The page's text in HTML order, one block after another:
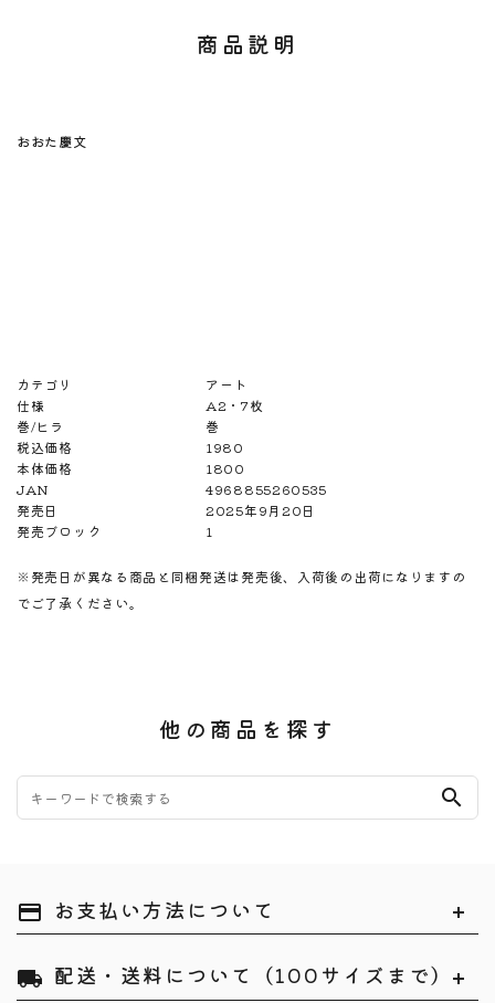
商品説明
おおた慶文
カテゴリ
アート
仕様
A2・7枚
巻/ヒラ
巻
税込価格
1980
本体価格
1800
JAN
4968855260535
発売日
2025年9月20日
発売ブロック
1
※発売日が異なる商品と同梱発送は発売後、入荷後の出荷になりますの
でご了承ください。
他の商品を探す
search
payment お支払い方法について
local_shipping 配送・送料について（100サイズまで）